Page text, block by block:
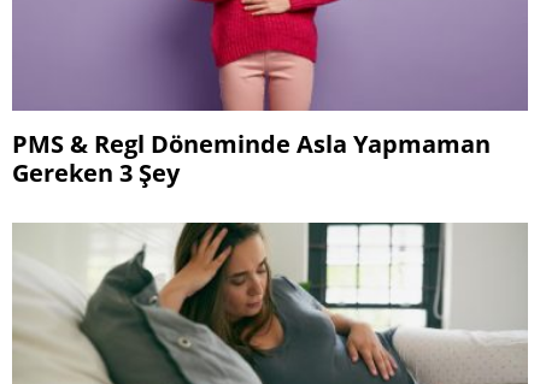
PMS & Regl Döneminde Asla Yapmaman
Gereken 3 Şey